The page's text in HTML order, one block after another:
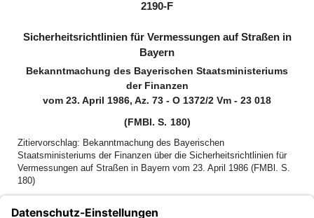
2190-F
Sicherheitsrichtlinien für Vermessungen auf Straßen in
Bayern
Bekanntmachung des Bayerischen Staatsministeriums
der Finanzen
vom 23. April 1986, Az. 73 - O 1372/2 Vm - 23 018
(FMBl. S. 180)
Zitiervorschlag: Bekanntmachung des Bayerischen
Staatsministeriums der Finanzen über die Sicherheitsrichtlinien für
Vermessungen auf Straßen in Bayern vom 23. April 1986 (FMBl. S.
180)